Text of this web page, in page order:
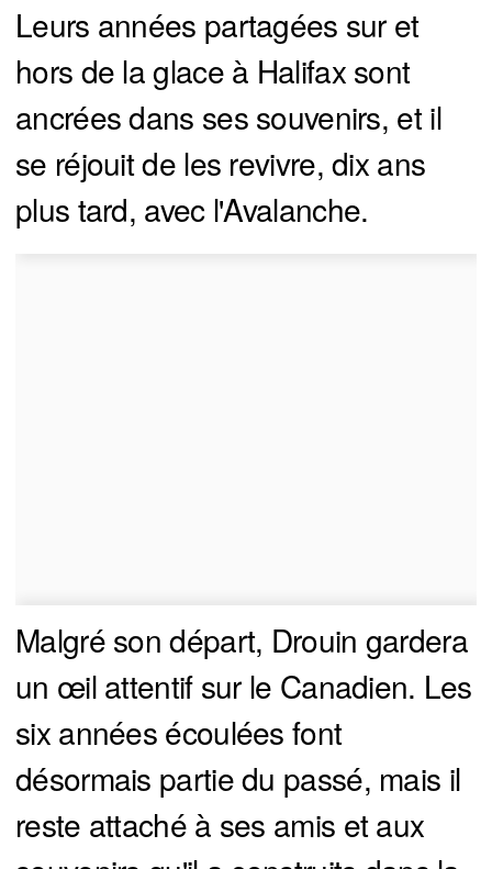
Leurs années partagées sur et
hors de la glace à Halifax sont
ancrées dans ses souvenirs, et il
se réjouit de les revivre, dix ans
plus tard, avec l'Avalanche.
Malgré son départ, Drouin gardera
un œil attentif sur le Canadien. Les
six années écoulées font
désormais partie du passé, mais il
reste attaché à ses amis et aux